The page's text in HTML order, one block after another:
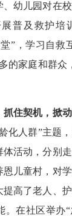
幼儿园对在
普及救护培
”，学习自救
的家庭和群众
住契机，掀动
化人群”主题，
活动，分别
儿童村，对
高了老人、
。在社区举办